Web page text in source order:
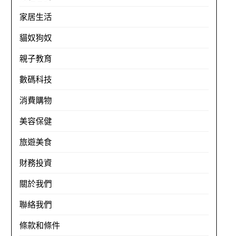
家居生活
貓奴狗奴
親子教育
數碼科技
消費購物
美容保健
旅遊美食
財務投資
關於我們
聯絡我們
條款和條件